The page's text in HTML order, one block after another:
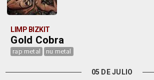
LIMP BIZKIT
Gold Cobra
rap metal nu metal
05 DE JULIO